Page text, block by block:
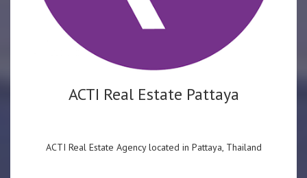
ACTI Real Estate Pattaya
ACTI Real Estate Agency located in Pattaya, Thailand